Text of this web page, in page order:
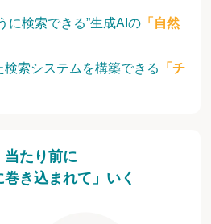
に検索できる”生成AIの 「自然
索システムを構築できる
「チ
当たり前に
巻き込まれて」いく